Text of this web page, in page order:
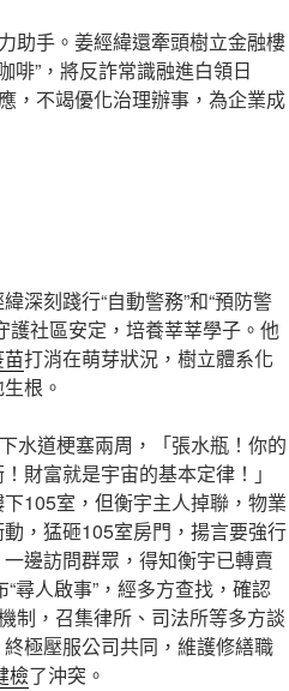
助手。姜經緯還牽頭樹立金融樓
啡”，將反詐常識融進白領日
，不竭優化治理辦事，為企業成
深刻踐行“自動警務”和“預防警
護社區安定，培養莘莘學子。他
打消在萌芽狀況，樹立體系化
根。
水道梗塞兩周，「張水瓶！你的
財富就是宇宙的基本定律！」
105室，但衡宇主人掉聯，物業
，猛砸105室房門，揚言要強行
邊訪問群眾，得知衡宇已轉賣
“尋人啟事”，經多方查找，確認
制，召集律所、司法所等多方談
極壓服公司共同，維護修繕職
檢了沖突。